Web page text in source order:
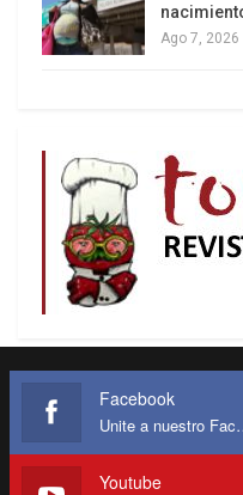
Ago 7, 2026
Facebook
Unite
Youtube